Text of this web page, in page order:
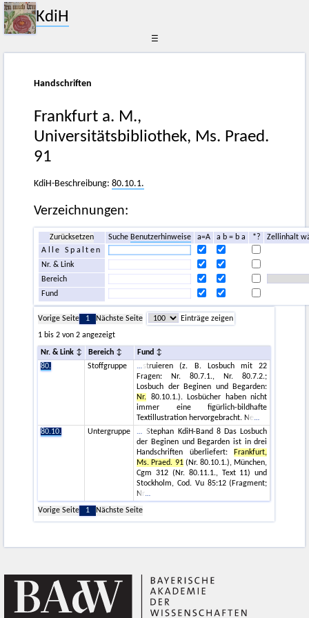
KdiH
☰
Handschriften
Frankfurt a. M.,
Universitätsbibliothek, Ms. Praed.
91
KdiH-Beschreibung:80.10.1.
Verzeichnungen:
Zurücksetzen Suche Benutzerhinweise a=A a b = b a *?
Zellinhalt
Alle Spalten
Nr. & Link
Bereich
Fund
Vorige Seite 1 Nächste Seite
Einträge zeigen
1 bis 2 von 2 angezeigt
Nr. & Link Bereich
Fund
80.
Stoffgruppe
struieren (z. B. Losbuch mit 22
Fragen: Nr. 80.7.1., Nr. 80.7.2.;
Losbuch der Beginen und Begarden:
Nr. 80.10.1.). Losbücher haben nicht
immer eine figürlich-bildhafte
Textillustration hervorgebracht. Ne
80.10.
Untergruppe
Stephan KdiH-Band 8 Das Losbuch
der Beginen und Begarden ist in drei
Handschriften überliefert: Frankfurt,
Ms. Praed. 91(Nr. 80.10.1.), München,
Cgm 312 (Nr. 80.11.1., Text 11) und
Stockholm, Cod. Vu 85:12 (Fragment;
Nr
Vorige Seite
1 Nächste Seite